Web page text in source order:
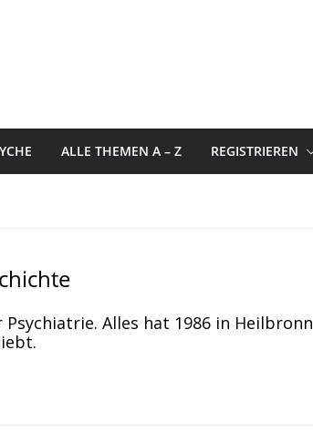
ALLE THEMEN A – Z REGISTRIEREN
Alles hat 1986 in Heilbronn